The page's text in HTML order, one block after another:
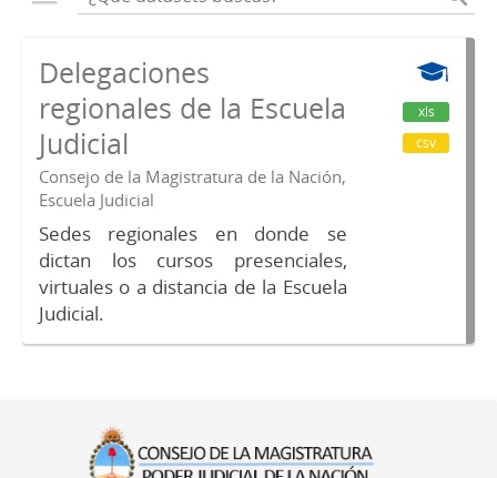
Delegaciones
regionales de la Escuela
Judicial
Consejo de la Magistratura de la Nación,
Escuela Judicial
Sedes regionales en donde se
dictan los cursos presenciales,
virtuales o a distancia de la Escuela
Judicial.
xls
csv